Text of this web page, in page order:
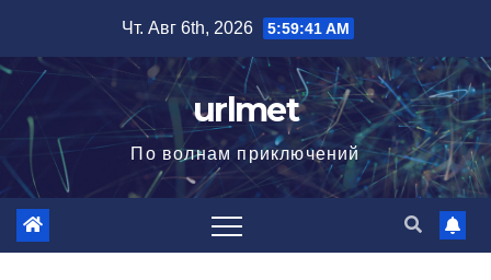
содержимому
Чт. Авг 6th, 2026 5:59:42 AM
urlmet
По волнам приключений